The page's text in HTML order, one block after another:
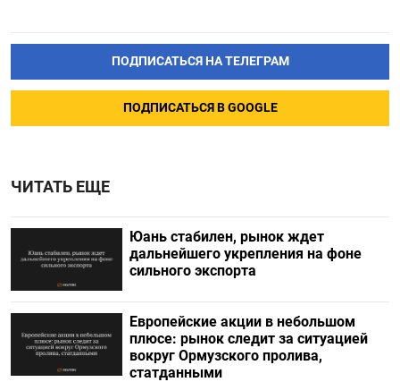
ПОДПИСАТЬСЯ НА ТЕЛЕГРАМ
ПОДПИСАТЬСЯ В GOOGLE
ЧИТАТЬ ЕЩЕ
Юань стабилен, рынок ждет
дальнейшего укрепления на фоне
сильного экспорта
Европейские акции в небольшом
плюсе: рынок следит за ситуацией
вокруг Ормузского пролива,
статданными